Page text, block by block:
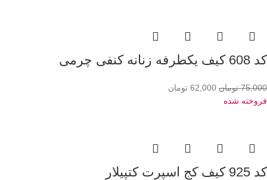
کد 608 کیف یکطرفه زنانه کنفی چرمی
75,000 تومان 62,000 تومان
فروخته شده
کد 925 کیف کج اسپرت کتپیلار